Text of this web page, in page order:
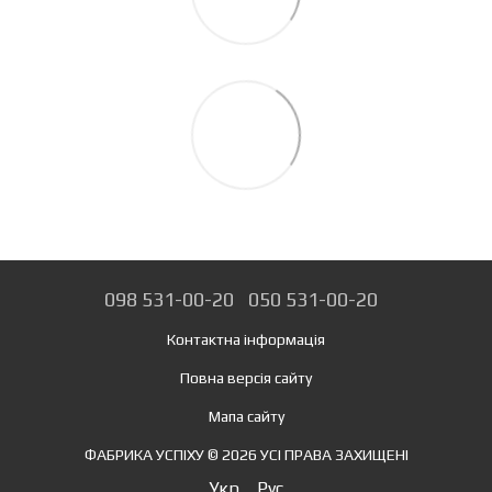
098 531-00-20 050 531-00-20
Контактна інформація
Повна версія сайту
Мапа сайту
ФАБРИКА УСПІХУ © 2026 УСІ ПРАВА ЗАХИЩЕНІ